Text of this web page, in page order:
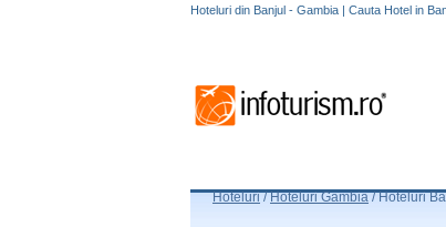
Hoteluri din Banjul - Gambia | Cauta Hotel in
Hoteluri /Hoteluri Gambia/Hoteluri